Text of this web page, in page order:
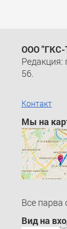
ООО
Редакция:
56.
Контакт
Мы на
Все парва
Вид на